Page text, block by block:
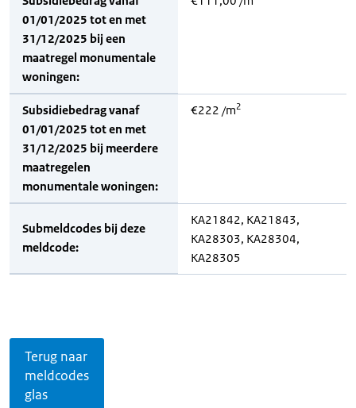
01/01/2025 tot en met
31/12/2025 bij een
maatregel monumentale
woningen:
Subsidiebedrag vanaf
01/01/2025 tot en met
31/12/2025 bij meerdere
maatregelen
monumentale woningen:
€222 /m2
Submeldcodes bij deze
meldcode:
KA21842, KA21843,
KA28303, KA28304,
KA28305
Terug naar
meldcodes
glas